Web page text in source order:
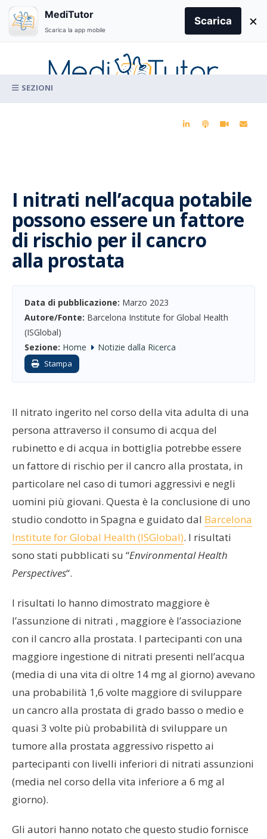
content
I nitrati nell’acqua potabile
possono essere un fattore
di rischio per il cancro
alla prostata
Data di pubblicazione: Marzo 2023
Autore/Fonte: Barcelona Institute for Global Health
(ISGlobal)
Sezione: Home Notizie dalla Ricerca
Stampa
Il nitrato ingerito nel corso della vita adulta di una
persona attraverso il consumo di acqua del
rubinetto e di acqua in bottiglia potrebbe essere
un fattore di rischio per il cancro alla prostata, in
particolare nel caso di tumori aggressivi e negli
uomini più giovani. Questa è la conclusione di uno
studio condotto in Spagna e guidato dal Barcelona
Institute for Global Health (ISGlobal). I risultati
sono stati pubblicati su “Environmental Health
Perspectives“.
I risultati lo hanno dimostrato maggiore è
l’assunzione di nitrati , maggiore è l’associazione
con il cancro alla prostata. I partecipanti con una
maggiore ingestione di nitrati presenti nell’acqua
(media di una vita di oltre 14 mg al giorno) avevano
una probabilità 1,6 volte maggiore di sviluppare
un cancro alla prostata di grado basso o medio e
quasi 3 volte più probabilità di sviluppare un
tumore alla prostata aggressivo rispetto ai
partecipanti con livelli inferiori di nitrati assunzioni
(media nel corso della vita inferiore a 6 mg al
giorno).
Gli autori hanno notato che questo studio fornisce
for:
MediTutor
Scarica la app mobile
Scarica ×